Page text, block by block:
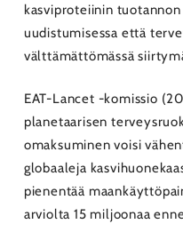
kasviproteiinin
uudistumisessa että
välttämättömässä
EAT-Lancet -komissio
planetaarisen
omaksuminen voisi
globaaleja
pienentää
arviolta 15 miljoonaa